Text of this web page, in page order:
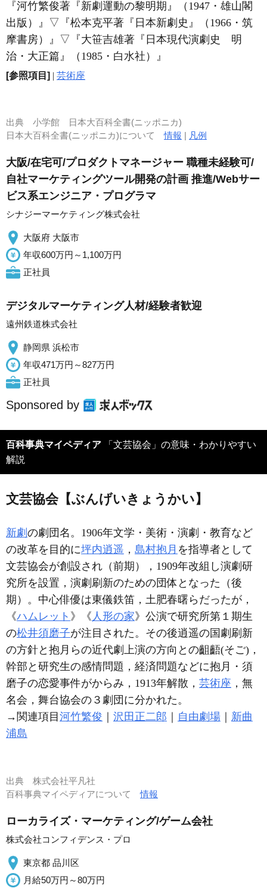
『河竹繁俊著『新劇運動の黎明期』（1947・雄山閣
出版）』 ▽ 『松本克平著『日本新劇史』（1966・筑
摩書房）』 ▽ 『大笹吉雄著『日本現代演劇史 明
治・大正篇』（1985・白水社）』
[参照項目] | 芸術座
出典 小学館 日本大百科全書(ニッポニカ)
日本大百科全書(ニッポニカ)について情報 | 凡例
大阪/在宅可/プロダクトマネージャー 職種未経験可/
自社マーケティングツール開発の計画 推進/Webサー
ビス系エンジニア・プログラマ
シナジーマーケティング株式会社
大阪府 大阪市
年収600万円～1,100万円
正社員
デジタルマーケティング人材/経験者歓迎
遠州鉄道株式会社
静岡県 浜松市
年収471万円～827万円
正社員
Sponsored by
百科事典マイペディア 「文芸協会」の意味・わかりやすい
解説
文芸協会【ぶんげいきょうかい】
新劇 の劇団名。1906年文学・美術・演劇・教育など
の改革を目的に坪内逍遥 ， 島村抱月 を指導者として
文芸協会が創設され（前期），1909年改組し演劇研
究所を設置，演劇刷新のための団体となった（後
期）。中心俳優は東儀鉄笛，土肥春曙らだったが，
《ハムレット 》《 人形の家》公演で研究所第１期生
の松井須磨子が注目された。その後逍遥の国劇刷新
の方針と抱月らの近代劇上演の方向との齟齬(そご)，
幹部と研究生の感情問題，経済問題などに抱月・須
磨子の恋愛事件がからみ，1913年解散， 芸術座 ，無
名会，舞台協会の３劇団に分かれた。
→関連項目河竹繁俊 ｜ 沢田正二郎 ｜ 自由劇場 ｜ 新曲
浦島
出典 株式会社平凡社
百科事典マイペディアについて情報
ローカライズ・マーケティング/ゲーム会社
株式会社コンフィデンス・プロ
東京都 品川区
月給50万円～80万円